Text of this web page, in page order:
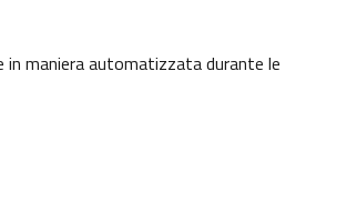
maniera automatizzata durante le